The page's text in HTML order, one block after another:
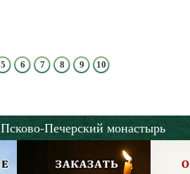
5 6 7 8 9 10
Псково-Печерский монастырь